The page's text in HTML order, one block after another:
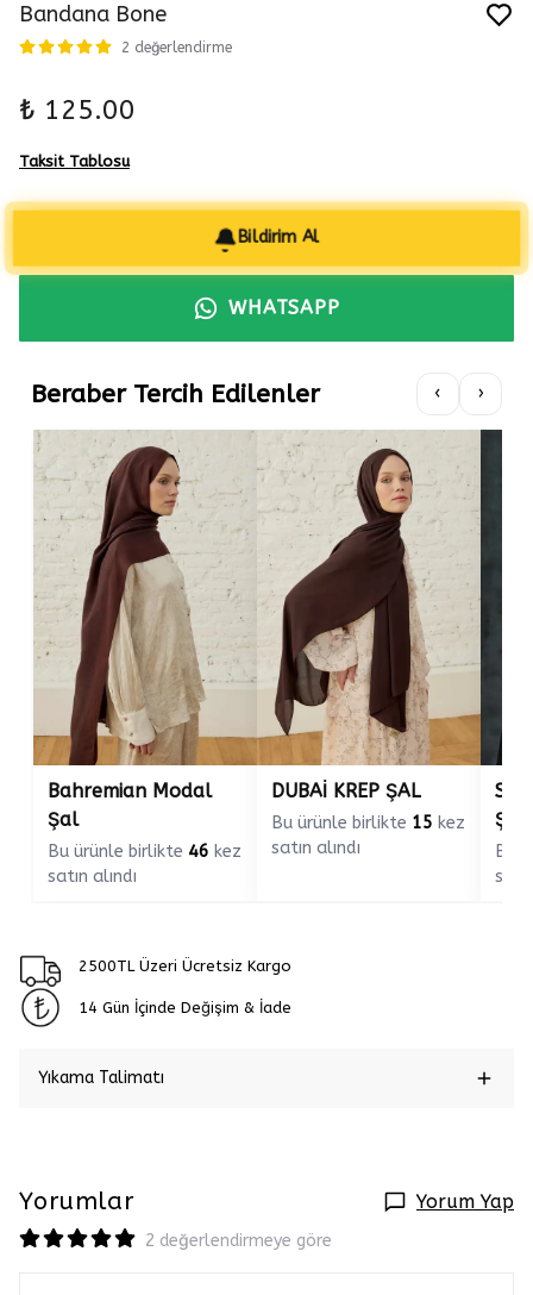
Bandana Bone
2 değerlendirme
₺ 125.00
Taksit Tablosu
Bildirim Al
WHATSAPP
Beraber Tercih Edilenler ‹ ›
Bahremian Modal
Şal
Bu ürünle birlikte 46 kez
satın alındı
DUBAİ KREP ŞAL
Bu ürünle birlikte 15 kez
satın alındı
ŞAL
Bu
2500TL Üzeri Ücretsiz Kargo
14 Gün İçinde Değişim & İade
Yıkama Talimatı
Yorumlar Yorum Yap
2 değerlendirmeye göre